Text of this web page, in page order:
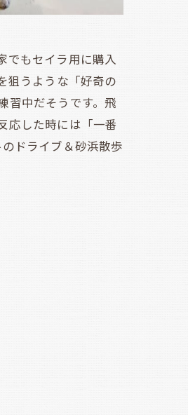
でもセイラ用に購入
狙うような「好奇の
習中だそうです。飛
応した時には「一番
ドライブ＆砂浜散歩